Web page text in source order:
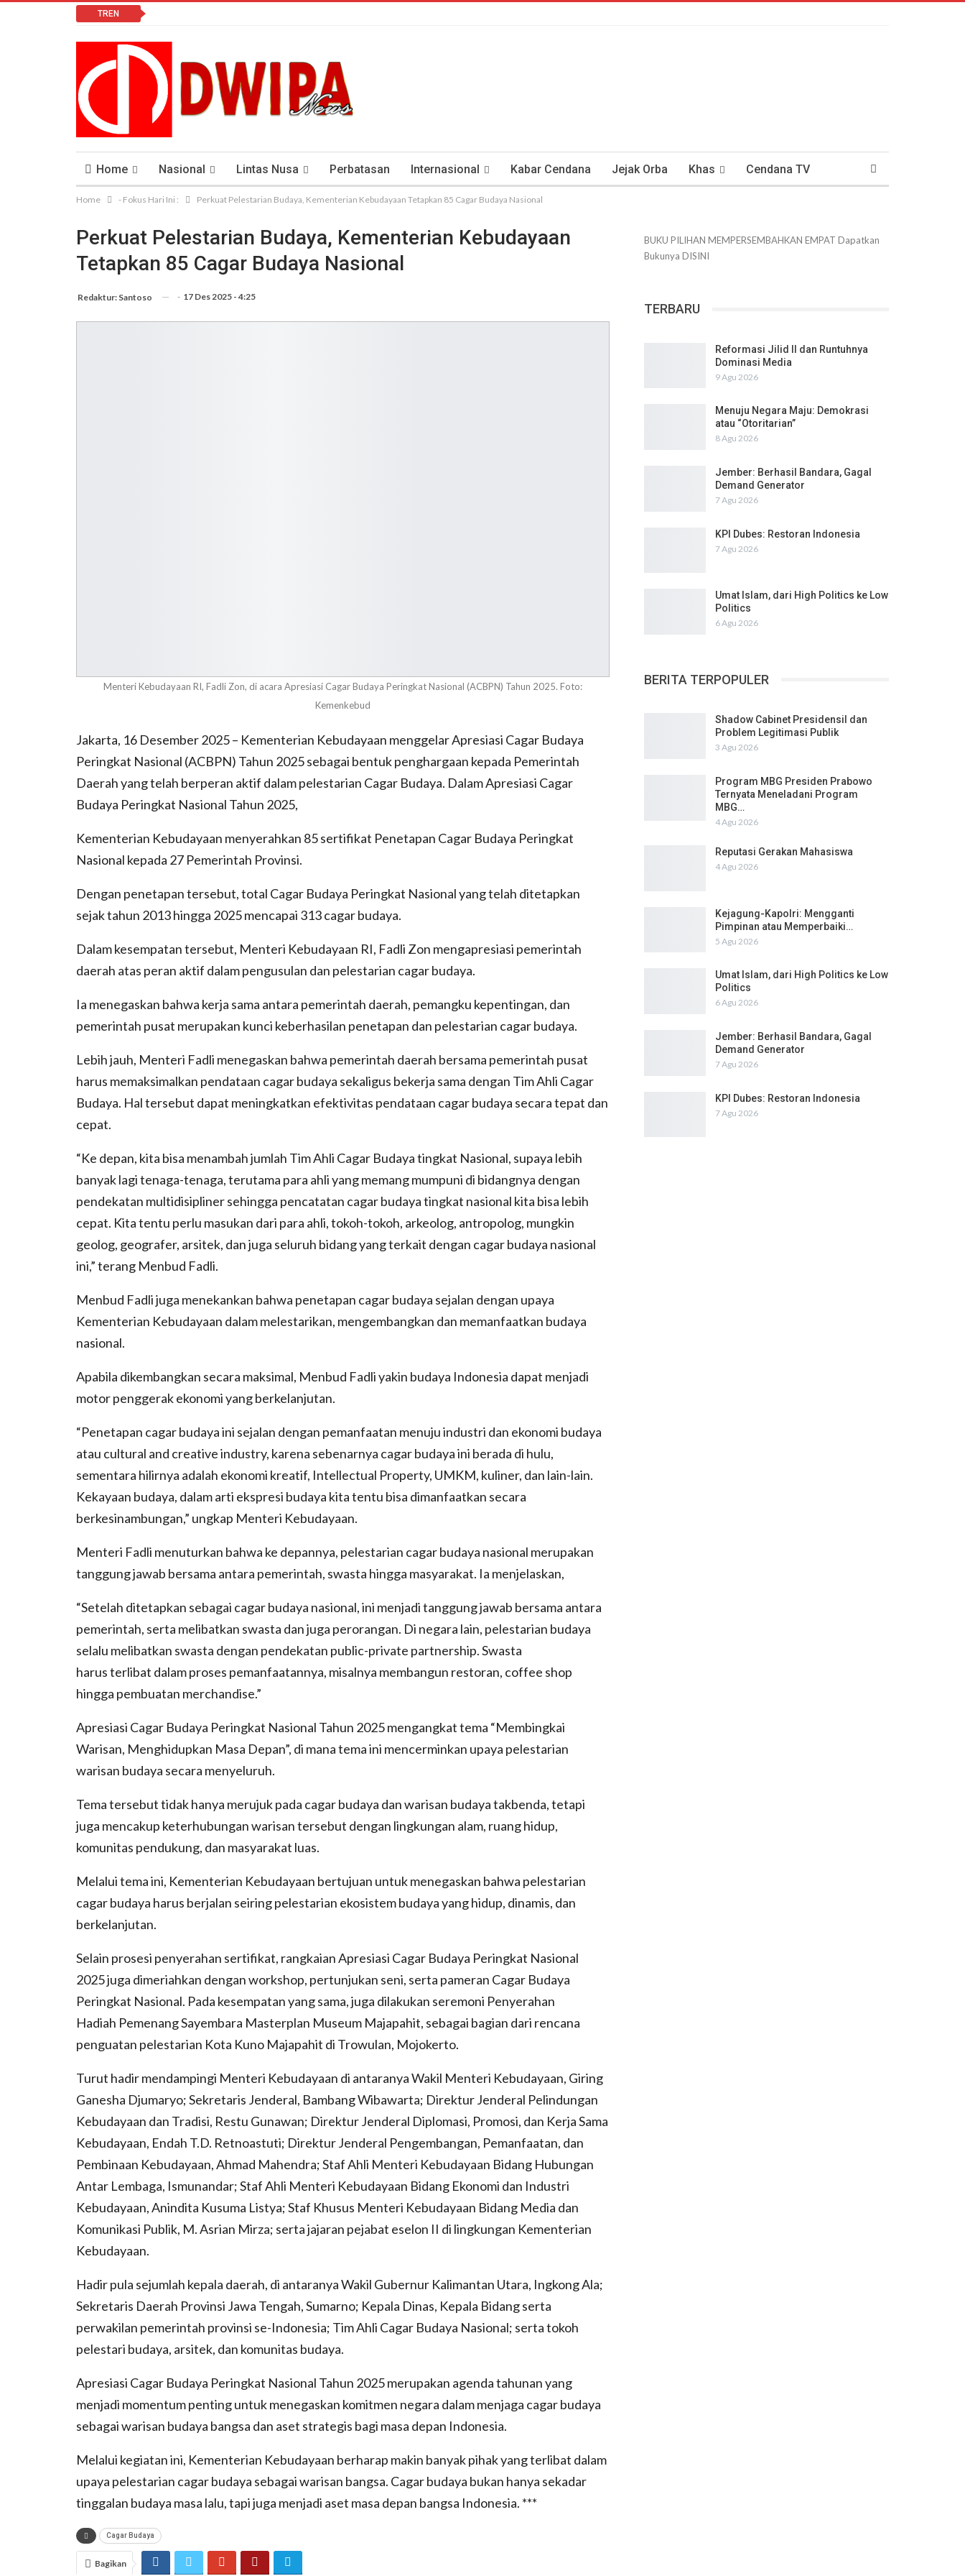
TREN
Home Nasional Lintas Nusa Perbatasan Internasional Kabar Cendana Jejak Orba Khas Cendana TV
Lomba Vlog Cendana News Peduli Kesehatan Antisipasi COVID-19 Presiden Soeharto Dan Visi Kenusantaraan
Home - Fokus Hari Ini : Perkuat Pelestarian Budaya, Kementerian Kebudayaan Tetapkan 85 Cagar Budaya Nasional
Perkuat Pelestarian Budaya, Kementerian Kebudayaan
Tetapkan 85 Cagar Budaya Nasional
Redaktur: Santoso - 17 Des 2025 - 4:25
Menteri Kebudayaan RI, Fadli Zon, di acara Apresiasi Cagar Budaya Peringkat Nasional (ACBPN) Tahun 2025. Foto:
Kemenkebud
Jakarta, 16 Desember 2025 – Kementerian Kebudayaan menggelar Apresiasi Cagar Budaya
Peringkat Nasional (ACBPN) Tahun 2025 sebagai bentuk penghargaan kepada Pemerintah
Daerah yang telah berperan aktif dalam pelestarian Cagar Budaya. Dalam Apresiasi Cagar
Budaya Peringkat Nasional Tahun 2025,
Kementerian Kebudayaan menyerahkan 85 sertifikat Penetapan Cagar Budaya Peringkat
Nasional kepada 27 Pemerintah Provinsi.
Dengan penetapan tersebut, total Cagar Budaya Peringkat Nasional yang telah ditetapkan
sejak tahun 2013 hingga 2025 mencapai 313 cagar budaya.
Dalam kesempatan tersebut, Menteri Kebudayaan RI, Fadli Zon mengapresiasi pemerintah
daerah atas peran aktif dalam pengusulan dan pelestarian cagar budaya.
Ia menegaskan bahwa kerja sama antara pemerintah daerah, pemangku kepentingan, dan
pemerintah pusat merupakan kunci keberhasilan penetapan dan pelestarian cagar budaya.
Lebih jauh, Menteri Fadli menegaskan bahwa pemerintah daerah bersama pemerintah pusat
harus memaksimalkan pendataan cagar budaya sekaligus bekerja sama dengan Tim Ahli Cagar
Budaya. Hal tersebut dapat meningkatkan efektivitas pendataan cagar budaya secara tepat dan
cepat.
“Ke depan, kita bisa menambah jumlah Tim Ahli Cagar Budaya tingkat Nasional, supaya lebih
banyak lagi tenaga-tenaga, terutama para ahli yang memang mumpuni di bidangnya dengan
pendekatan multidisipliner sehingga pencatatan cagar budaya tingkat nasional kita bisa lebih
cepat. Kita tentu perlu masukan dari para ahli, tokoh-tokoh, arkeolog, antropolog, mungkin
geolog, geografer, arsitek, dan juga seluruh bidang yang terkait dengan cagar budaya nasional
ini,” terang Menbud Fadli.
Menbud Fadli juga menekankan bahwa penetapan cagar budaya sejalan dengan upaya
Kementerian Kebudayaan dalam melestarikan, mengembangkan dan memanfaatkan budaya
nasional.
Apabila dikembangkan secara maksimal, Menbud Fadli yakin budaya Indonesia dapat menjadi
motor penggerak ekonomi yang berkelanjutan.
“Penetapan cagar budaya ini sejalan dengan pemanfaatan menuju industri dan ekonomi budaya
atau cultural and creative industry, karena sebenarnya cagar budaya ini berada di hulu,
sementara hilirnya adalah ekonomi kreatif, Intellectual Property, UMKM, kuliner, dan lain-lain.
Kekayaan budaya, dalam arti ekspresi budaya kita tentu bisa dimanfaatkan secara
berkesinambungan,” ungkap Menteri Kebudayaan.
Menteri Fadli menuturkan bahwa ke depannya, pelestarian cagar budaya nasional merupakan
tanggung jawab bersama antara pemerintah, swasta hingga masyarakat. Ia menjelaskan,
“Setelah ditetapkan sebagai cagar budaya nasional, ini menjadi tanggung jawab bersama antara
pemerintah, serta melibatkan swasta dan juga perorangan. Di negara lain, pelestarian budaya
selalu melibatkan swasta dengan pendekatan public-private partnership. Swasta
harus terlibat dalam proses pemanfaatannya, misalnya membangun restoran, coffee shop
hingga pembuatan merchandise.”
Apresiasi Cagar Budaya Peringkat Nasional Tahun 2025 mengangkat tema “Membingkai
Warisan, Menghidupkan Masa Depan”, di mana tema ini mencerminkan upaya pelestarian
warisan budaya secara menyeluruh.
Tema tersebut tidak hanya merujuk pada cagar budaya dan warisan budaya takbenda, tetapi
juga mencakup keterhubungan warisan tersebut dengan lingkungan alam, ruang hidup,
komunitas pendukung, dan masyarakat luas.
Melalui tema ini, Kementerian Kebudayaan bertujuan untuk menegaskan bahwa pelestarian
cagar budaya harus berjalan seiring pelestarian ekosistem budaya yang hidup, dinamis, dan
berkelanjutan.
Selain prosesi penyerahan sertifikat, rangkaian Apresiasi Cagar Budaya Peringkat Nasional
2025 juga dimeriahkan dengan workshop, pertunjukan seni, serta pameran Cagar Budaya
Peringkat Nasional. Pada kesempatan yang sama, juga dilakukan seremoni Penyerahan
Hadiah Pemenang Sayembara Masterplan Museum Majapahit, sebagai bagian dari rencana
penguatan pelestarian Kota Kuno Majapahit di Trowulan, Mojokerto.
Turut hadir mendampingi Menteri Kebudayaan di antaranya Wakil Menteri Kebudayaan, Giring
Ganesha Djumaryo; Sekretaris Jenderal, Bambang Wibawarta; Direktur Jenderal Pelindungan
Kebudayaan dan Tradisi, Restu Gunawan; Direktur Jenderal Diplomasi, Promosi, dan Kerja Sama
Kebudayaan, Endah T.D. Retnoastuti; Direktur Jenderal Pengembangan, Pemanfaatan, dan
Pembinaan Kebudayaan, Ahmad Mahendra; Staf Ahli Menteri Kebudayaan Bidang Hubungan
Antar Lembaga, Ismunandar; Staf Ahli Menteri Kebudayaan Bidang Ekonomi dan Industri
Kebudayaan, Anindita Kusuma Listya; Staf Khusus Menteri Kebudayaan Bidang Media dan
Komunikasi Publik, M. Asrian Mirza; serta jajaran pejabat eselon II di lingkungan Kementerian
Kebudayaan.
Hadir pula sejumlah kepala daerah, di antaranya Wakil Gubernur Kalimantan Utara, Ingkong Ala;
Sekretaris Daerah Provinsi Jawa Tengah, Sumarno; Kepala Dinas, Kepala Bidang serta
perwakilan pemerintah provinsi se-Indonesia; Tim Ahli Cagar Budaya Nasional; serta tokoh
pelestari budaya, arsitek, dan komunitas budaya.
Apresiasi Cagar Budaya Peringkat Nasional Tahun 2025 merupakan agenda tahunan yang
menjadi momentum penting untuk menegaskan komitmen negara dalam menjaga cagar budaya
sebagai warisan budaya bangsa dan aset strategis bagi masa depan Indonesia.
Melalui kegiatan ini, Kementerian Kebudayaan berharap makin banyak pihak yang terlibat dalam
upaya pelestarian cagar budaya sebagai warisan bangsa. Cagar budaya bukan hanya sekadar
tinggalan budaya masa lalu, tapi juga menjadi aset masa depan bangsa Indonesia. ***
Cagar Budaya
Bagikan
BUKU PILIHAN MEMPERSEMBAHKAN EMPAT Dapatkan
Bukunya DISINI
TERBARU
Reformasi Jilid II dan Runtuhnya
Dominasi Media
9 Agu 2026
Menuju Negara Maju: Demokrasi
atau “Otoritarian”
8 Agu 2026
Jember: Berhasil Bandara, Gagal
Demand Generator
7 Agu 2026
KPI Dubes: Restoran Indonesia
7 Agu 2026
Umat Islam, dari High Politics ke Low
Politics
6 Agu 2026
BERITA TERPOPULER
Shadow Cabinet Presidensil dan
Problem Legitimasi Publik
3 Agu 2026
Program MBG Presiden Prabowo
Ternyata Meneladani Program
MBG…
4 Agu 2026
Reputasi Gerakan Mahasiswa
4 Agu 2026
Kejagung-Kapolri: Mengganti
Pimpinan atau Memperbaiki…
5 Agu 2026
Umat Islam, dari High Politics ke Low
Politics
6 Agu 2026
Jember: Berhasil Bandara, Gagal
Demand Generator
7 Agu 2026
KPI Dubes: Restoran Indonesia
7 Agu 2026